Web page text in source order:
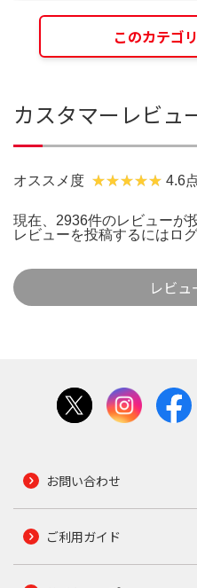
このカテゴ
カスタマーレビュ
オススメ度 4.6
現在、2936件のレビューが
レビューを投稿するには ロ
レビュ
お問い合わせ
ご利用ガイド